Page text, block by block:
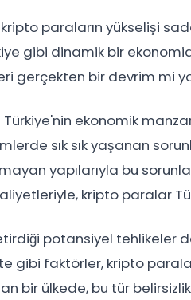
paraların yükselişi
gibi dinamik bir
gerçekten bir devrim mi
ekonomik
sık sık yaşanan
yapılarıyla bu
kripto paralar
potansiyel tehlikeler
gibi faktörler, kripto
bir ülkede, bu tür